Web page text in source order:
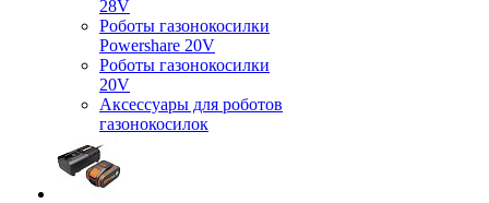
28V
Роботы газонокосилки
Powershare 20V
Роботы газонокосилки
20V
Аксессуары для роботов
газонокосилок